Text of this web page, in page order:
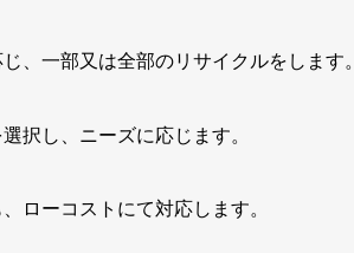
、一部又は全部のリサイクルをします。
択し、ニーズに応じます。
ローコストにて対応します。